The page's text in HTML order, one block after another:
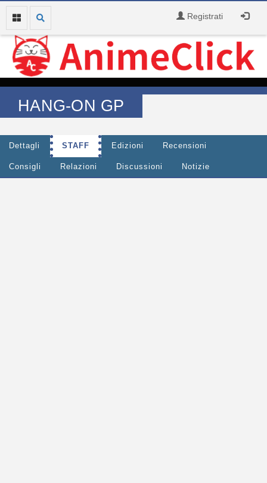
Registrati
HANG-ON GP
Dettagli STAFF Edizioni Recensioni
Consigli Relazioni Discussioni Notizie